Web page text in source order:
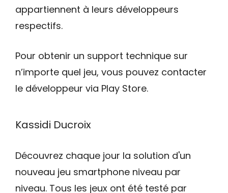
appartiennent à leurs développeurs
respectifs.
Pour obtenir un support technique sur
n’importe quel jeu, vous pouvez contacter
le développeur via Play Store.
Kassidi Ducroix
Découvrez chaque jour la solution d'un
nouveau jeu smartphone niveau par
niveau. Tous les jeux ont été testé par